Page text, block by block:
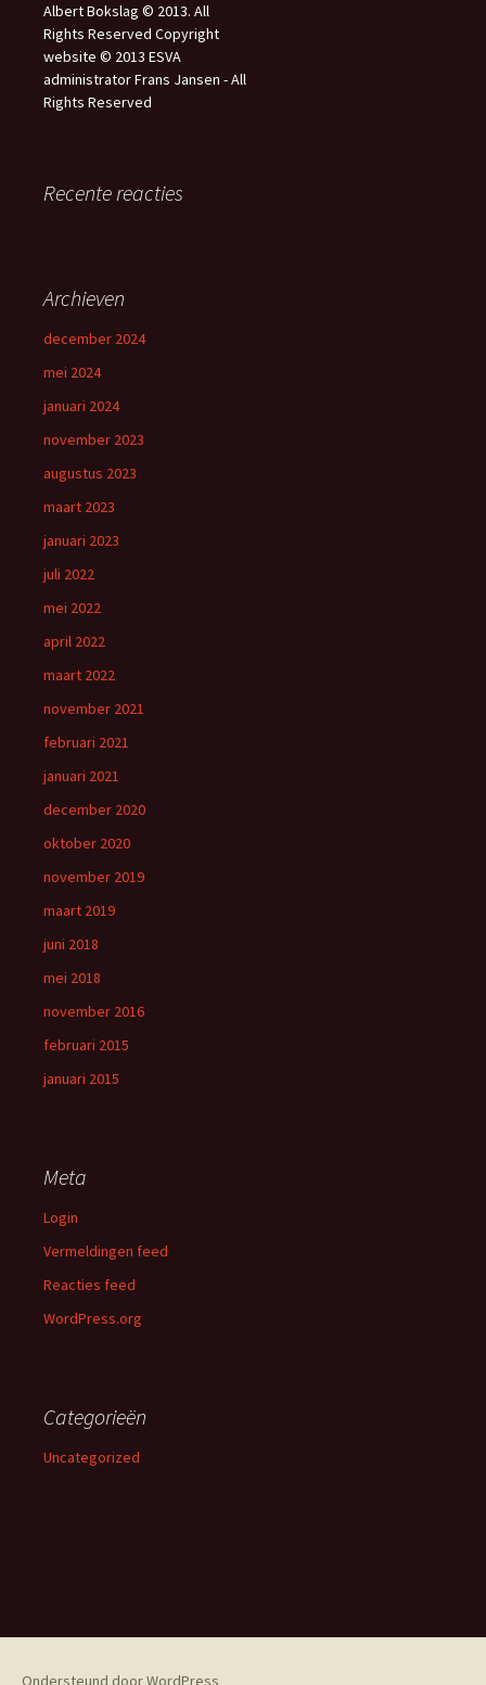
Albert Bokslag © 2013. All
Rights Reserved Copyright
website © 2013 ESVA
administrator Frans Jansen - All
Rights Reserved
Recente reacties
Archieven
december 2024
mei 2024
januari 2024
november 2023
augustus 2023
maart 2023
januari 2023
juli 2022
mei 2022
april 2022
maart 2022
november 2021
februari 2021
januari 2021
december 2020
oktober 2020
november 2019
maart 2019
juni 2018
mei 2018
november 2016
februari 2015
januari 2015
Meta
Login
Vermeldingen feed
Reacties feed
WordPress.org
Categorieën
Uncategorized
Ondersteund door WordPress